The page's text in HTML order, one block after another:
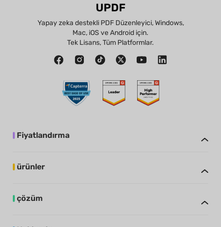
UPDF
Yapay zeka destekli PDF Düzenleyici, Windows,
Mac, iOS ve Android için.
Tek Lisans, Tüm Platformlar.
Fiyatlandırma
ürünler
çözüm